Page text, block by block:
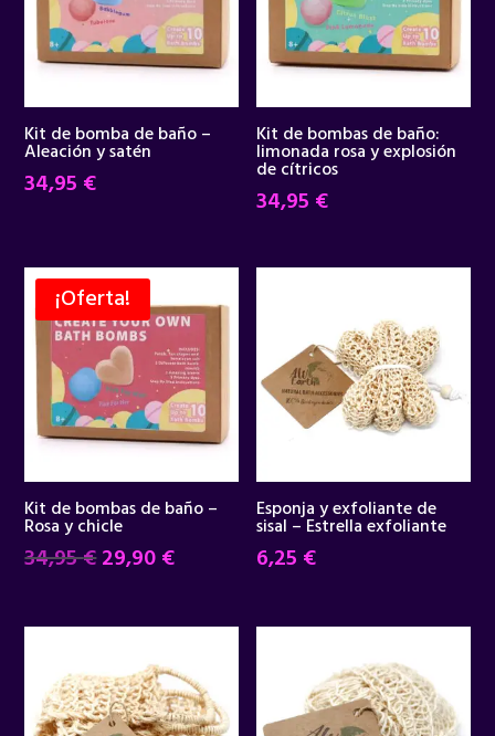
Kit de bomba de baño –
Aleación y satén
34,95 €
Kit de bombas de baño:
limonada rosa y explosión
de cítricos
34,95 €
¡Oferta!
Kit de bombas de baño –
Rosa y chicle
34,95€El
34,95 €.
29,90€El
29,90 €.
Esponja y exfoliante de
sisal – Estrella exfoliante
6,25 €